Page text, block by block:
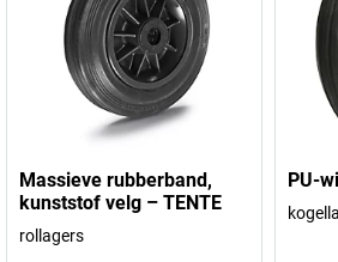
Massieve rubberband,
kunststof velg – TENTE
rollagers
PU-